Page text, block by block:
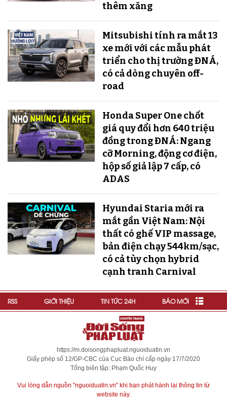
thêm xăng
Mitsubishi tính ra mắt 13
xe mới với các mẫu phát
triển cho thị trường ĐNÁ,
có cả dòng chuyên off-
road
Honda Super One chốt
giá quy đổi hơn 640 triệu
đồng trong ĐNÁ: Ngang
cỡ Morning, động cơ điện,
hộp số giả lập 7 cấp, có
ADAS
Hyundai Staria mới ra
mắt gần Việt Nam: Nội
thất có ghế VIP massage,
bản điện chạy 544km/sạc,
có cả tùy chọn hybrid
cạnh tranh Carnival
RSS GIỚI THIỆU TIN TỨC 24H BÁO MỚI
https://m.doisongphapluat.nguoiduatin.vn
Giấy phép số 12/GP-CBC của Cục Báo chí cấp ngày 17/7/2020
Tổng biên tập: Phạm Quốc Huy
Vui lòng dẫn nguồn "nguoiduatin.vn" khi bạn phát hành lại thông tin từ
website này.